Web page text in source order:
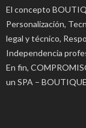
El concepto
Personalización,
legal y técnico,
Independencia
En fin,
un SPA –